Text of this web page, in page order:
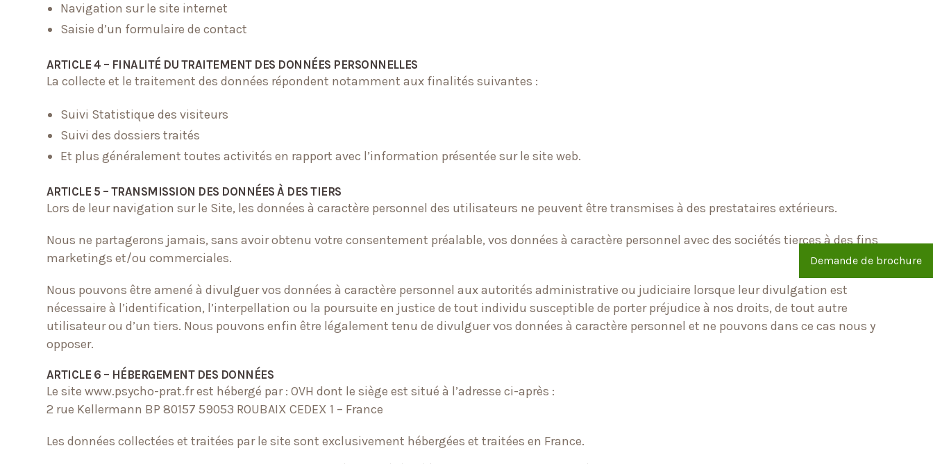
Navigation sur le site internet
Saisie d’un formulaire de contact
ARTICLE 4 – FINALITÉ DU TRAITEMENT DES DONNÉES PERSONNELLES
La collecte et le traitement des données répondent notamment aux finalités suivantes :
Suivi Statistique des visiteurs
Suivi des dossiers traités
Et plus généralement toutes activités en rapport avec l’information présentée sur le site web.
ARTICLE 5 – TRANSMISSION DES DONNÉES À DES TIERS
Lors de leur navigation sur le Site, les données à caractère personnel des utilisateurs ne peuvent être transmises à des prestataires extérieurs.
Nous ne partagerons jamais, sans avoir obtenu votre consentement préalable, vos données à caractère personnel avec des sociétés tierces à des fins
marketings et/ou commerciales.
Nous pouvons être amené à divulguer vos données à caractère personnel aux autorités administrative ou judiciaire lorsque leur divulgation est
nécessaire à l’identification, l’interpellation ou la poursuite en justice de tout individu susceptible de porter préjudice à nos droits, de tout autre
utilisateur ou d’un tiers. Nous pouvons enfin être légalement tenu de divulguer vos données à caractère personnel et ne pouvons dans ce cas nous y
opposer.
ARTICLE 6 – HÉBERGEMENT DES DONNÉES
Le site www.psycho-prat.fr est hébergé par : OVH dont le siège est situé à l’adresse ci-après :
2 rue Kellermann BP 80157 59053 ROUBAIX CEDEX 1 – France
Les données collectées et traitées par le site sont exclusivement hébergées et traitées en France.
Demande de brochure